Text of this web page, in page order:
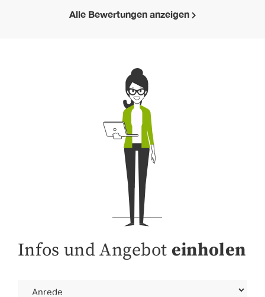
Alle Bewertungen anzeigen
Infos und Angebot einholen